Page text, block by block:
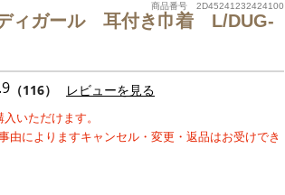
商品番号 2D45241232424100
ディガール 耳付き巾着 L/DUG-
（116） レビューを見る
いただけます。
由によりますキャンセル・変更・返品はお受けでき